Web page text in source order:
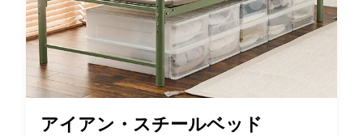
アイアン・スチールベッド